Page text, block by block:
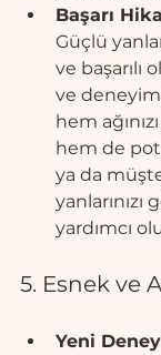
Başarı
Güçlü
ve başarılı
ve
hem
hem de
ya da
yardımcı
5. Esnek ve
Yeni